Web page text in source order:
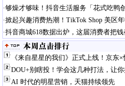
·够燥才够味！抖音生活服务「花式吃鸭
·掀起兴趣消费热潮！TikTok Shop 美区
·抖音商城618数据出炉，这届消费者把钱
《来自星星的我们》正式上线！京东
DOU+别瞎投！学会这几种打法，让
AI 时代的明星营销，天猫持续领先